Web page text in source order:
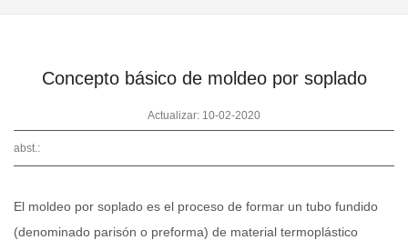
Concepto básico de moldeo por soplado
Actualizar: 10-02-2020
abst.:
El moldeo por soplado es el proceso de formar un tubo fundido
(denominado parisón o preforma) de material termoplástico